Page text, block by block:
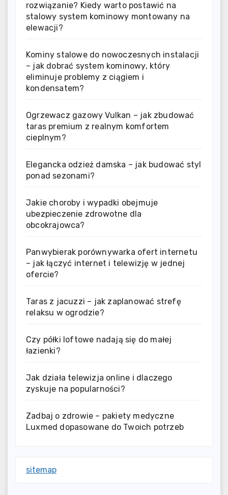
rozwiązanie? Kiedy warto postawić na
stalowy system kominowy montowany na
elewacji?
Kominy stalowe do nowoczesnych instalacji
– jak dobrać system kominowy, który
eliminuje problemy z ciągiem i
kondensatem?
Ogrzewacz gazowy Vulkan – jak zbudować
taras premium z realnym komfortem
cieplnym?
Elegancka odzież damska – jak budować styl
ponad sezonami?
Jakie choroby i wypadki obejmuje
ubezpieczenie zdrowotne dla
obcokrajowca?
Panwybierak porównywarka ofert internetu
– jak łączyć internet i telewizję w jednej
ofercie?
Taras z jacuzzi – jak zaplanować strefę
relaksu w ogrodzie?
Czy półki loftowe nadają się do małej
łazienki?
Jak działa telewizja online i dlaczego
zyskuje na popularności?
Zadbaj o zdrowie – pakiety medyczne
Luxmed dopasowane do Twoich potrzeb
sitemap